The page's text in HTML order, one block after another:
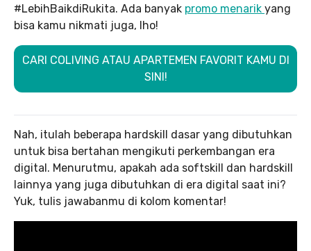
#LebihBaikdiRukita. Ada banyak promo menarik yang
bisa kamu nikmati juga, lho!
CARI COLIVING ATAU APARTEMEN FAVORIT KAMU DI
SINI!
Nah, itulah beberapa hardskill dasar yang dibutuhkan
untuk bisa bertahan mengikuti perkembangan era
digital. Menurutmu, apakah ada softskill dan hardskill
lainnya yang juga dibutuhkan di era digital saat ini?
Yuk, tulis jawabanmu di kolom komentar!